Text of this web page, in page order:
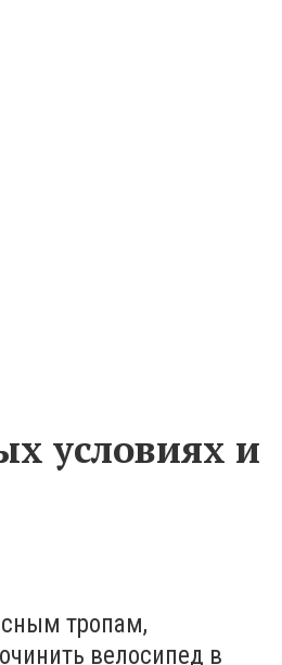
условиях и
тропам,
велосипед в